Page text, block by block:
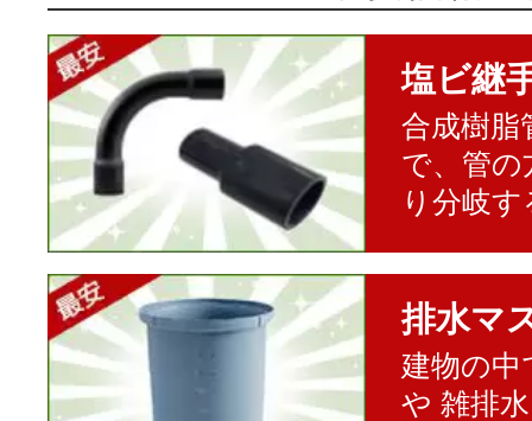
塩ビ継
合成樹脂
で、管の
り分岐
排水マ
建物の中
や 雑排